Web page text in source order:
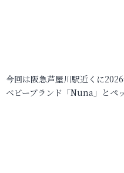
今回は阪急芦屋川駅近くに
ベビーブランド「Nuna」とペ